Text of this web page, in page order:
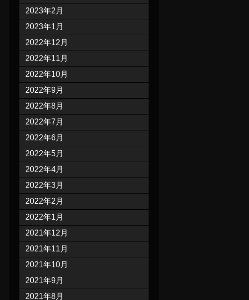
2023年2月
2023年1月
2022年12月
2022年11月
2022年10月
2022年9月
2022年8月
2022年7月
2022年6月
2022年5月
2022年4月
2022年3月
2022年2月
2022年1月
2021年12月
2021年11月
2021年10月
2021年9月
2021年8月